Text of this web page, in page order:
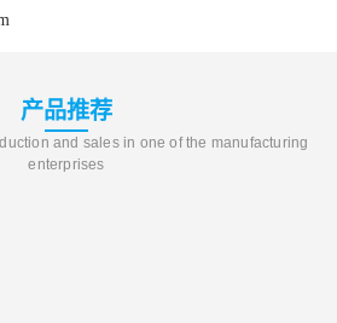
产品推荐
and sales in one of the manufacturing
enterprises